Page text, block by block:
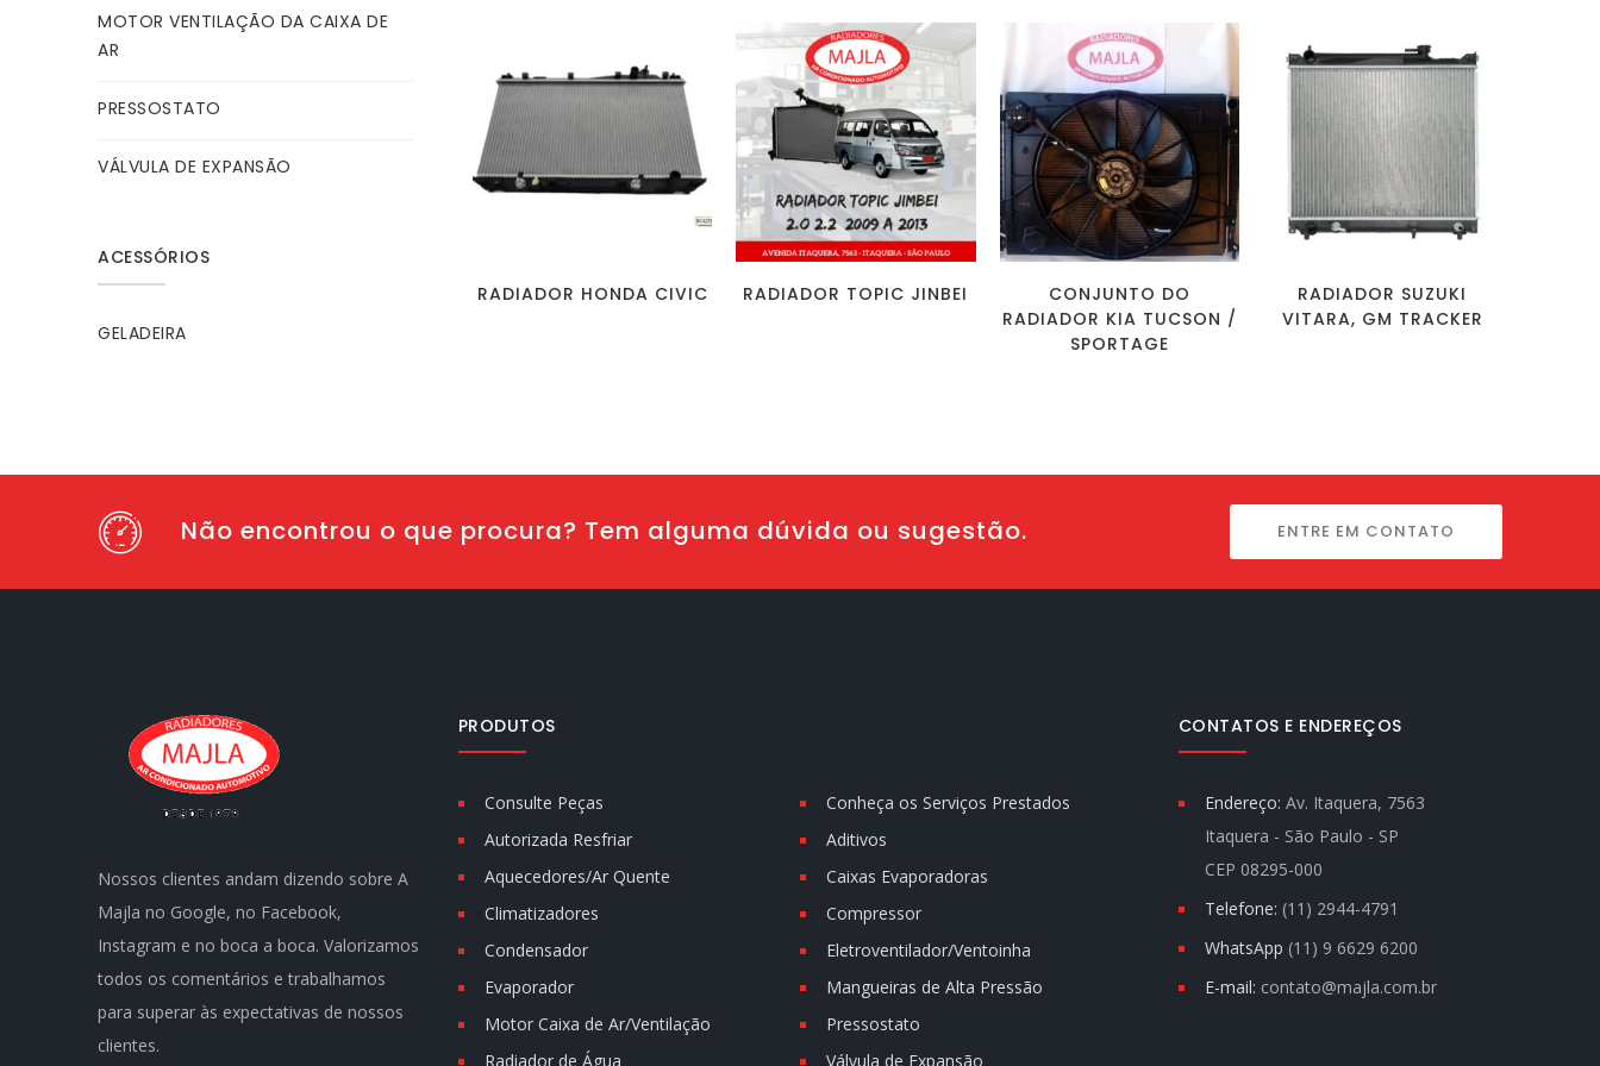
RADIADOR HONDA CIVIC RADIADOR TOPIC JINBEI
CONJUNTO DO
RADIADOR KIA TUCSON /
SPORTAGE
RADIADOR SUZUKI
VITARA, GM TRACKER
MOTOR VENTILAÇÃO DA CAIXA DE
AR
PRESSOSTATO
VÁLVULA DE EXPANSÃO
ACESSÓRIOS
GELADEIRA
Não encontrou o que procura? Tem alguma dúvida ou sugestão. ENTRE EM CONTATO
Nossos clientes andam dizendo sobre A
Majla no Google, no Facebook,
Instagram e no boca a boca. Valorizamos
todos os comentários e trabalhamos
para superar às expectativas de nossos
clientes.
PRODUTOS
Consulte Peças
Conheça os Serviços Prestados
Autorizada Resfriar
Aditivos
Aquecedores/Ar Quente
Caixas Evaporadoras
Climatizadores
Compressor
Condensador
Eletroventilador/Ventoinha
Evaporador
Mangueiras de Alta Pressão
Motor Caixa de Ar/Ventilação
Pressostato
Radiador de Água
Válvula de Expansão
CONTATOS E ENDEREÇOS
Endereço: Av. Itaquera, 7563
Itaquera - São Paulo - SP
CEP 08295-000
Telefone: (11) 2944-4791
WhatsApp (11) 9 6629 6200
E-mail: contato@majla.com.br